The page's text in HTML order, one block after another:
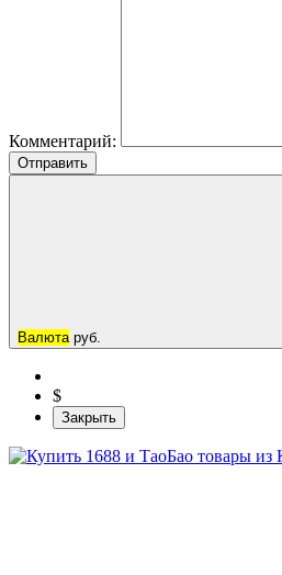
Комментарий:
Отправить
Валюта руб.
$
Закрыть